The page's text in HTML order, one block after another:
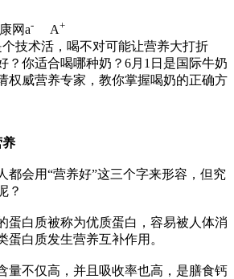
网a- A+
技术活，喝不对可能让营养大打折
？你适合喝哪种奶？6月1日是国际牛奶
权威营养专家，教你掌握喝奶的正确方
会用“营养好”这三个字来形容，但究
？
白质被称为优质蛋白，容易被人体消
蛋白质发生营养互补作用。
不仅高，并且吸收率也高，是膳食钙